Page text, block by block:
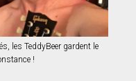
les TeddyBeer gardent le
!